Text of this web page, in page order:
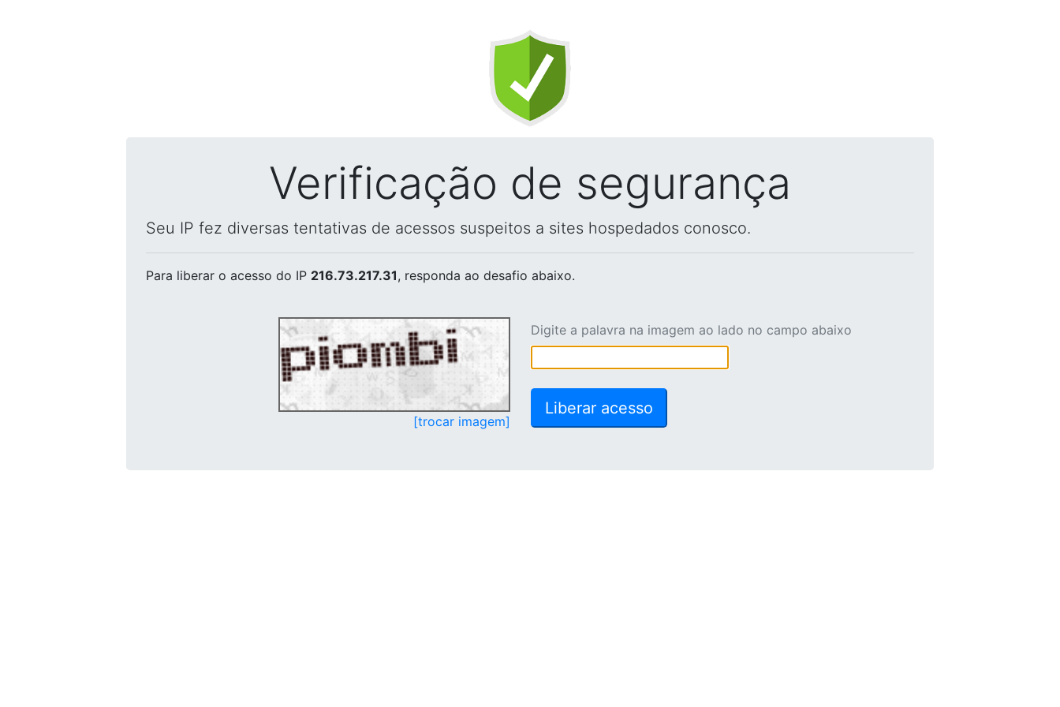
Verificação de segurança
Seu IP fez diversas tentativas de acessos suspeitos a sites hospedados conosco.
Para liberar o acesso do IP 216.73.217.31, responda ao desafio abaixo.
[trocar imagem]
Digite a palavra na imagem ao lado no campo abaixo